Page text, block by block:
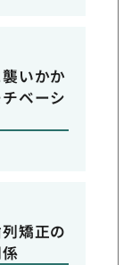
いかか
ベーシ
矯正の